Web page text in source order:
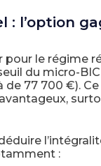
: l’option
pour le régime
du micro-
de 77 700 €).
: